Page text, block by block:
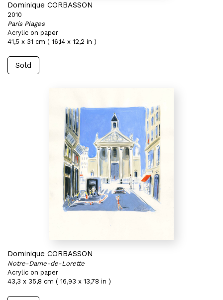
Dominique CORBASSON
2010
Paris Plages
Acrylic on paper
41,5 x 31 cm ( 16,14 x 12,2 in )
Sold
Dominique CORBASSON
Notre-Dame-de-Lorette
Acrylic on paper
43,3 x 35,8 cm ( 16,93 x 13,78 in )